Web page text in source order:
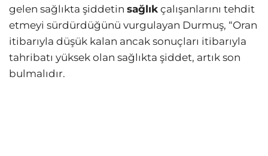
gelen sağlıkta şiddetin sağlık çalışanlarını tehdit
etmeyi sürdürdüğünü vurgulayan Durmuş, “Oran
itibarıyla düşük kalan ancak sonuçları itibarıyla
tahribatı yüksek olan sağlıkta şiddet, artık son
bulmalıdır.